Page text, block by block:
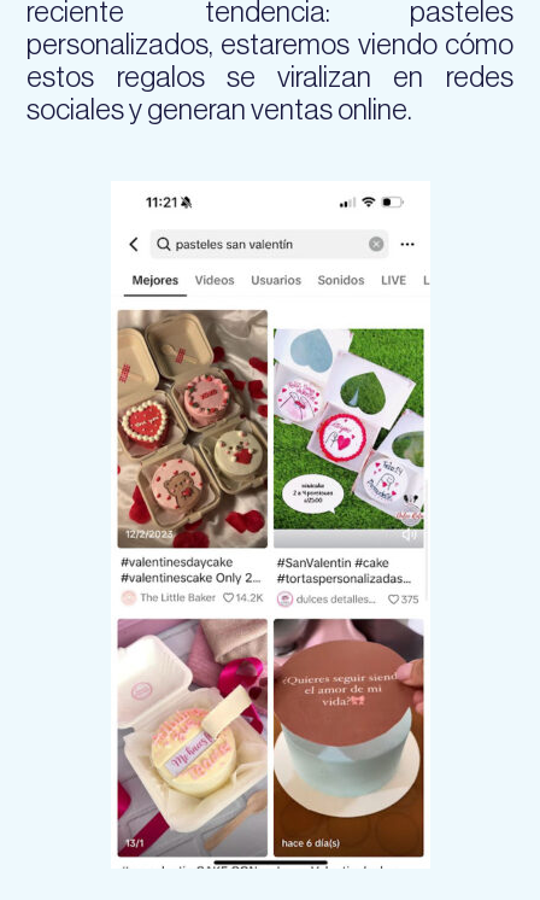
reciente tendencia: pasteles
personalizados, estaremos viendo cómo
estos regalos se viralizan en redes
sociales y generan ventas online.